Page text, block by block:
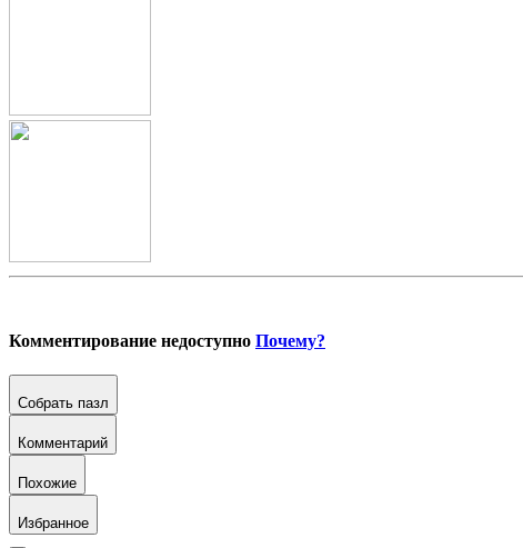
Комментирование недоступно Почему?
Собрать пазл
Комментарий
Похожие
Избранное